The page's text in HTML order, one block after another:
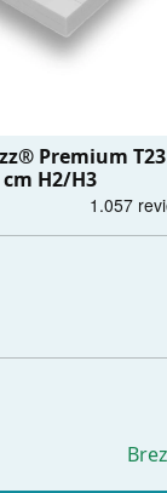
Premium
H2/H3